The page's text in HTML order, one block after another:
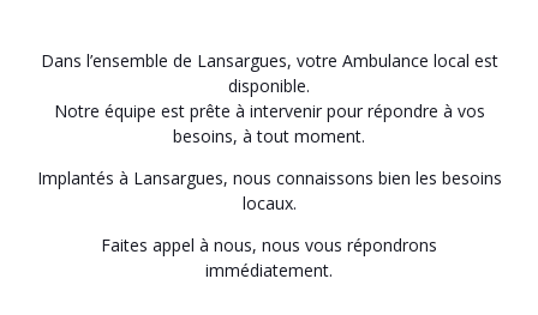
Dans l’ensemble de Lansargues, votre Ambulance local est
disponible.
Notre équipe est prête à intervenir pour répondre à vos
besoins, à tout moment.
Implantés à Lansargues, nous connaissons bien les besoins
locaux.
Faites appel à nous, nous vous répondrons
immédiatement.